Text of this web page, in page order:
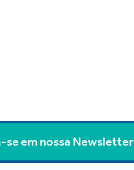
se em nossa Newsletter